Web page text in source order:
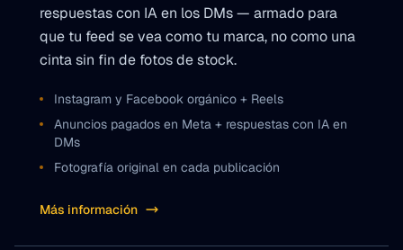
respuestas con IA en los DMs — armado para
que tu feed se vea como tu marca, no como una
cinta sin fin de fotos de stock.
Instagram y Facebook orgánico + Reels
Anuncios pagados en Meta + respuestas con IA en
DMs
Fotografía original en cada publicación
Más información